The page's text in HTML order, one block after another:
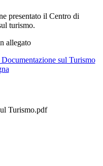
presentato il Centro di
turismo.
allegato
sul Turismo
Turismo.pdf